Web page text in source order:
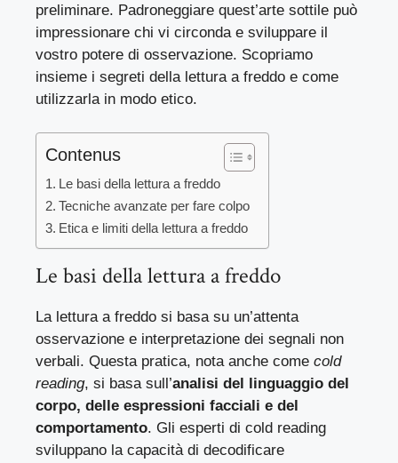
preliminare. Padroneggiare quest’arte sottile può
impressionare chi vi circonda e sviluppare il
vostro potere di osservazione. Scopriamo
insieme i segreti della lettura a freddo e come
utilizzarla in modo etico.
Contenus
Le basi della lettura a freddo
Tecniche avanzate per fare colpo
Etica e limiti della lettura a freddo
Le basi della lettura a freddo
La lettura a freddo si basa su un’attenta
osservazione e interpretazione dei segnali non
verbali. Questa pratica, nota anche come cold
reading, si basa sull’analisi del linguaggio del
corpo, delle espressioni facciali e del
comportamento. Gli esperti di cold reading
sviluppano la capacità di decodificare